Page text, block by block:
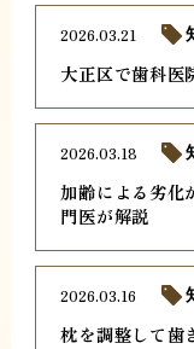
大正区で歯科医
2026.03.21
加齢による劣化
門医が解説
2026.03.18
枕を調整して歯
2026.03.16